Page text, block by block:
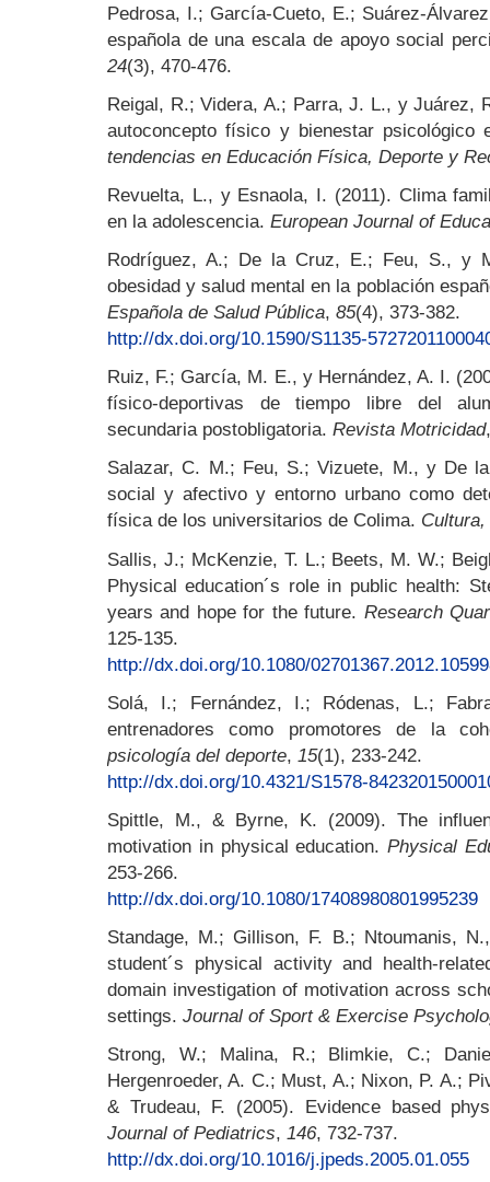
Pedrosa, I.; García-Cueto, E.; Suárez-
española de una escala de apoyo social
24(3), 470-476.
Reigal, R.; Videra, A.; Parra, J. L., y Juárez,
autoconcepto físico y bienestar
tendencias en Educación Física, Deporte y
Revuelta, L., y Esnaola, I. (2011). Clima
en la adolescencia. European Journal of
Rodríguez, A.; De la Cruz, E.; Feu, S., y
obesidad y salud mental en la población
Española de Salud Pública, 85(4), 373-382.
http://dx.doi.org/10.1590/S1135-
Ruiz, F.; García, M. E., y Hernández, A. I.
físico-deportivas de tiempo libre del
secundaria postobligatoria. Revista Motricidad
Salazar, C. M.; Feu, S.; Vizuete, M., y De
social y afectivo y entorno urbano como
física de los universitarios de Colima.
Sallis, J.; McKenzie, T. L.; Beets, M. W.;
Physical education´s role in public health:
years and hope for the future. Research
125-135.
http://dx.doi.org/10.1080/
Solá, I.; Fernández, I.; Ródenas, L.;
entrenadores como promotores de la
psicología del deporte, 15(1), 233-242.
http://dx.doi.org/10.4321/S1578-
Spittle, M., & Byrne, K. (2009). The
motivation in physical education.Physical
253-266.
http://dx.doi.org/10.1080/17408980801995239
Standage, M.; Gillison, F. B.; Ntoumanis,
student´s physical activity and health-
domain investigation of motivation across
settings. Journal of Sport & Exercise
Strong, W.; Malina, R.; Blimkie, C.;
Hergenroeder, A. C.; Must, A.; Nixon, P. A.;
& Trudeau, F. (2005). Evidence based
Journal of Pediatrics, 146, 732-737.
http://dx.doi.org/10.1016/j.jpeds.2005.01.055